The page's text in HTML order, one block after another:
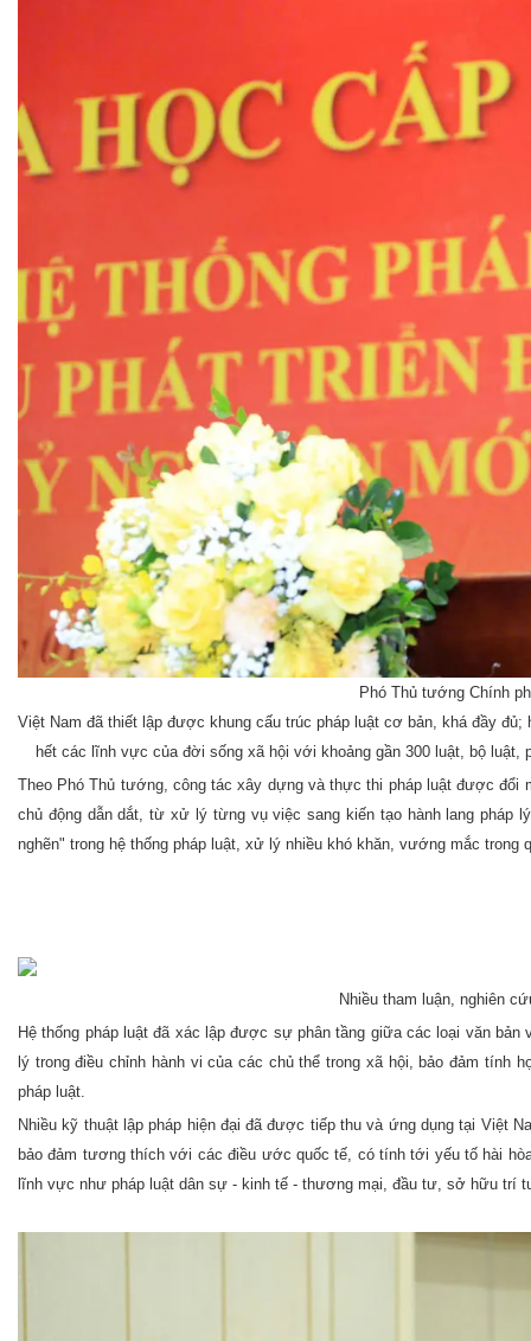
Phó Thủ tướng Chính
Việt Nam đã thiết lập được khung cấu trúc pháp luật cơ bản, khá đầy
hết các lĩnh vực của đời sống xã hội với khoảng gần 300 luật, bộ
Theo Phó Thủ tướng, công tác xây dựng và thực thi pháp luật được
chủ động dẫn dắt, từ xử lý từng vụ việc sang kiến tạo hành lang pháp
nghẽn" trong hệ thống pháp luật, xử lý nhiều khó khăn, vướng mắc trong
Nhiều tham luận, nghiên
Hệ thống pháp luật đã xác lập được sự phân tầng giữa các loại văn
lý trong điều chỉnh hành vi của các chủ thể trong xã hội, bảo đảm tính
pháp luật.
Nhiều kỹ thuật lập pháp hiện đại đã được tiếp thu và ứng dụng tại Việt
bảo đảm tương thích với các điều ước quốc tế, có tính tới yếu tố hài
lĩnh vực như pháp luật dân sự - kinh tế - thương mại, đầu tư, sở hữu trí